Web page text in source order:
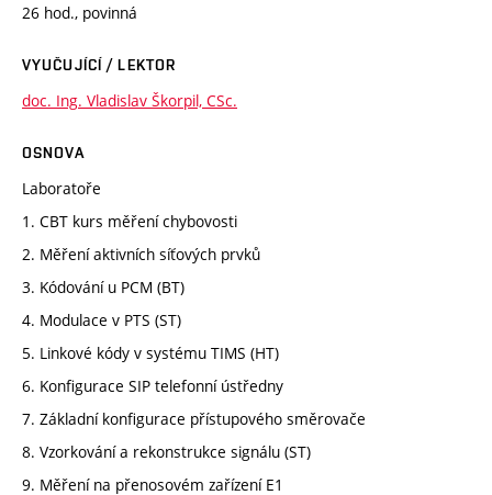
26 hod., povinná
VYUČUJÍCÍ / LEKTOR
doc. Ing. Vladislav Škorpil, CSc.
OSNOVA
Laboratoře
1. CBT kurs měření chybovosti
2. Měření aktivních síťových prvků
3. Kódování u PCM (BT)
4. Modulace v PTS (ST)
5. Linkové kódy v systému TIMS (HT)
6. Konfigurace SIP telefonní ústředny
7. Základní konfigurace přístupového směrovače
8. Vzorkování a rekonstrukce signálu (ST)
9. Měření na přenosovém zařízení E1